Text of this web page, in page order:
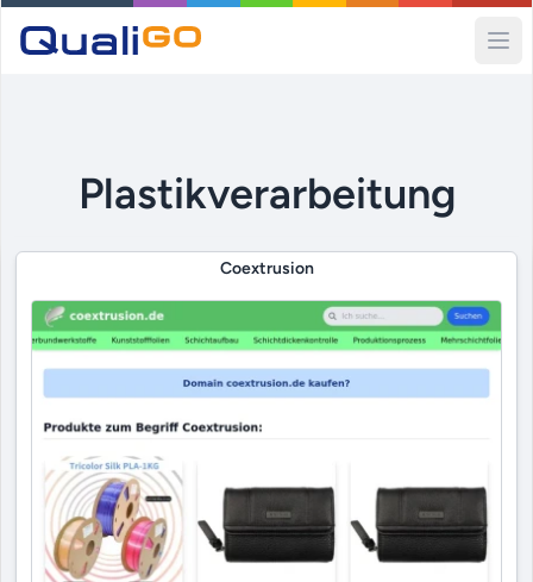
Plastikverarbeitung
Coextrusion